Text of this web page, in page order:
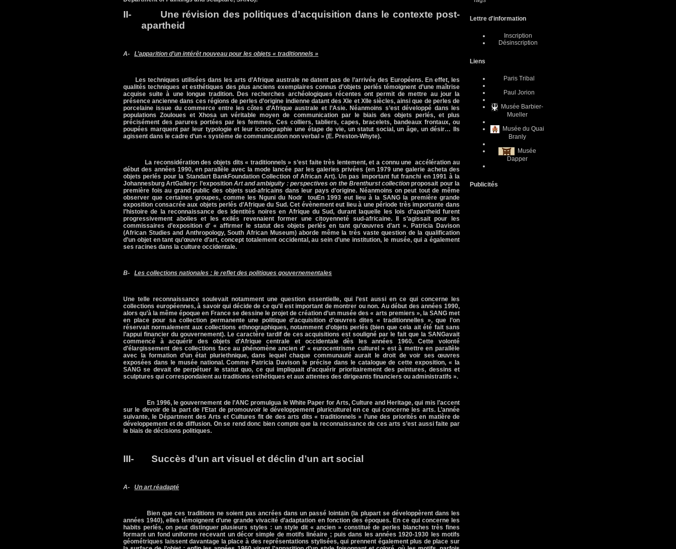
II-
Une révision des politiques d’acquisition dans le contexte post-
apartheid
A- L’apparition d’un intérêt nouveau pour les objets « traditionnels »
Les techniques utilisées dans les arts d’Afrique australe ne datent pas de l’arrivée des Européens. En effet, les
qualités techniques et esthétiques des plus anciens exemplaires connus d’objets perlés témoignent d’une maîtrise
acquise suite à une longue tradition. Des recherches archéologiques récentes ont permit de mettre au jour la
présence ancienne dans ces régions de perles d’origine indienne datant des XIe et XIIe siècles, ainsi que de perles de
porcelaine issue du commerce entre les côtes d’Afrique australe et l’Asie. Néanmoins s’est développé dans les
populations Zouloues et Xhosa un véritable moyen de communication par le biais des objets perlés, et plus
précisément des parures portées par les femmes. Ces colliers, tabliers, capes, bracelets, bandeaux frontaux, ou
poupées marquent par leur typologie et leur iconographie une étape de vie, un statut social, un âge, un désir… Ils
agissent dans le cadre d’un « système de communication non verbal » (E. Preston-Whyte).
La reconsidération des objets dits « traditionnels » s’est faite très lentement, et a connu une accélération au
début des années 1990, en parallèle avec la mode lancée par les galeries privées (en 1979 une galerie acheta des
objets perlés pour la Standart BankFoundation Collection of African Art). Un pas important fut franchi en 1991 à la
Johannesburg ArtGallery: l’exposition Art and ambiguity : perspectives on the Brenthurst collection proposait pour la
première fois au grand public des objets sud-africains dans leur pays d’origine. Néanmoins on peut tout de même
observer que certaines groupes, comme les Nguni du Nodr
touEn 1993 eut lieu à la SANGla première grande
exposition consacrée aux objets perlés d’Afrique du Sud. Cet évènement eut lieu à une période très importante dans
l’histoire de la reconnaissance des identités noires en Afrique du Sud, durant laquelle les lois d’apartheid furent
progressivement abolies et les exilés revenaient former une citoyenneté sud-africaine. Il s’agissait pour les
commissaires d’exposition d’ « affirmer le statut des objets perlés en tant qu’œuvres d’art ». Patricia Davison
(African Studies and Anthropology, South African Museum) aborde même la très vaste question de la qualification
d’un objet en tant qu’œuvre d’art, concept totalement occidental, au sein d’une institution, le musée, qui a également
ses racines dans la culture occidentale.
B- Les collections nationales : le reflet des politiques gouvernementales
Une telle reconnaissance soulevait notamment une question essentielle, qui l’est aussi en ce qui concerne les
collections européennes, à savoir qui décide de ce qu’il est important de montrer ou non. Au début des années 1990,
alors qu’à la même époque en France se dessine le projet de création d’un musée des « arts premiers », la SANGmet
en place pour sa collection permanente une politique d’acquisition d’œuvres dites « traditionnelles », que l’on
réservait normalement aux collections ethnographiques, notamment d’objets perlés (bien que cela ait été fait sans
l’appui financier du gouvernement). Le caractère tardif de ces acquisitions est souligné par le fait que la SANGavait
commencé à acquérir des objets d’Afrique centrale et occidentale dès les années 1960. Cette volonté
d’élargissement des collections face au phénomène ancien d’ « eurocentrisme culturel » est à mettre en parallèle
avec la formation d’un état pluriethnique, dans lequel chaque communauté aurait le droit de voir ses œuvres
exposées dans le musée national. Comme Patricia Davison le précise dans le catalogue de cette exposition, «
la
SANG se devait de perpétuer le statut quo, ce qui impliquait d’acquérir prioritairement des peintures, dessins et
sculptures qui correspondaient au traditions esthétiques et aux attentes des dirigeants financiers ou administratifs ».
En 1996, le gouvernement de l’ANC promulgua le White Paper for Arts, Culture and Heritage, qui mis l’accent
sur le devoir de la part de l’Etat de promouvoir le développement pluriculturel en ce qui concerne les arts. L’année
suivante, le Départment des Arts et Cultures fit de des arts dits « traditionnels » l’une des priorités en matière de
développement et de diffusion. On se rend donc bien compte que la reconnaissance de ces arts s’est aussi faite par
le biais de décisions politiques.
III- Succès d’un art visuel et déclin d’un art social
A- Un art réadapté
Bien que ces traditions ne soient pas ancrées dans un passé lointain (la plupart se développèrent dans les
années 1940), elles témoignent d’une grande vivacité d’adaptation en fonction des époques. En ce qui concerne les
habits perlés, on peut distinguer plusieurs styles : un style dit « ancien » constitué de perles blanches très fines
formant un fond uniforme recevant un décor simple de motifs linéaire ; puis dans les années 1920-1930 les motifs
géométriques laissent davantage la place à des représentations stylisées, qui prennent également plus de place sur
Lettre d'information
Inscription
Désinscription
Liens
Paris Tribal
Paul Jorion
Musée Barbier-
Mueller
Musée du Quai
Branly
Musée
Dapper
Publicités